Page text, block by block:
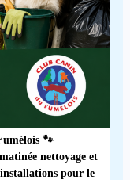
🐾
nettoyage et
pour le